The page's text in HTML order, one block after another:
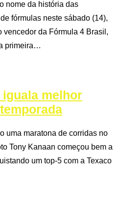
nome da história das
fórmulas neste sábado (14),
vencedor da Fórmula 4 Brasil,
primeira…
iguala melhor
uma maratona de corridas no
Tony Kanaan começou bem a
um top-5 com a Texaco